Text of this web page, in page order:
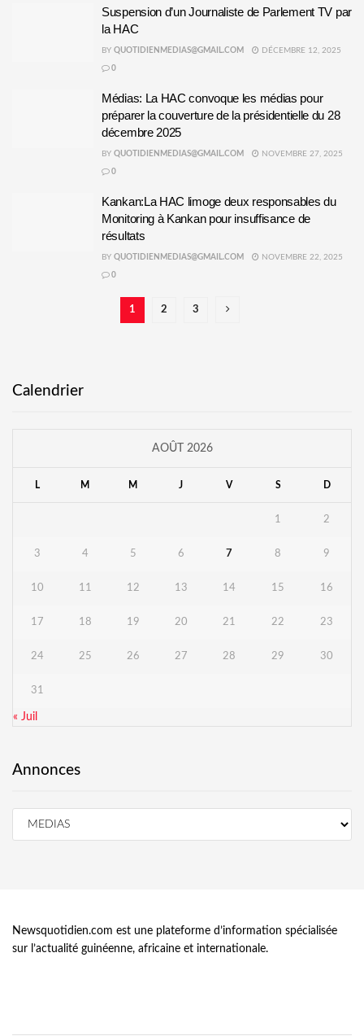
Suspension d’un Journaliste de Parlement TV par
la HAC
BY QUOTIDIENMEDIAS@GMAIL.COM DÉCEMBRE 12, 2025
0
Médias: La HAC convoque les médias pour
préparer la couverture de la présidentielle du 28
décembre 2025
BY QUOTIDIENMEDIAS@GMAIL.COM NOVEMBRE 27, 2025
0
Kankan:La HAC limoge deux responsables du
Monitoring à Kankan pour insuffisance de
résultats
BY QUOTIDIENMEDIAS@GMAIL.COM NOVEMBRE 22, 2025
0
1 2 3
Calendrier
AOÛT 2026
L M M J V S D
1 2
3 4 5 6 7 8 9
10 11 12 13 14 15 16
17 18 19 20 21 22 23
24 25 26 27 28 29 30
31
« Juil
Annonces
Newsquotidien.com est une plateforme d’information spécialisée
sur l’actualité guinéenne, africaine et internationale.